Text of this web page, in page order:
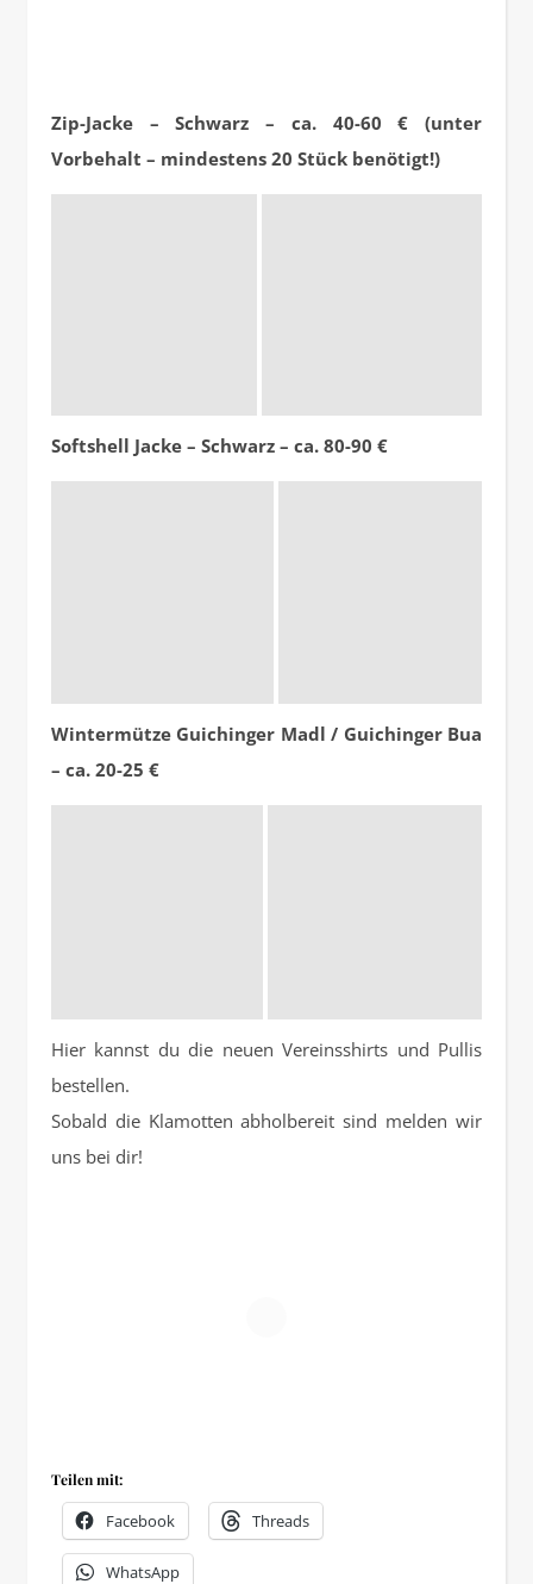
Zip-Jacke – Schwarz – ca. 40-60 € (unter
Vorbehalt – mindestens 20 Stück benötigt!)
Softshell Jacke – Schwarz – ca. 80-90 €
Wintermütze Guichinger Madl / Guichinger Bua
– ca. 20-25 €
Hier kannst du die neuen Vereinsshirts und Pullis
bestellen.
Sobald die Klamotten abholbereit sind melden wir
uns bei dir!
Teilen mit:
Facebook Threads
WhatsApp